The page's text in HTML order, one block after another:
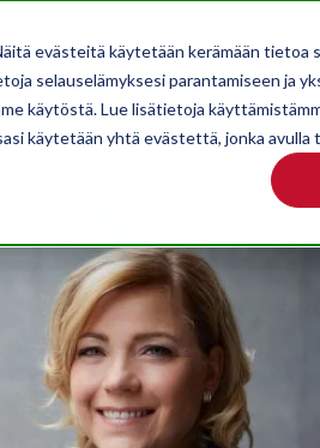
evästeitä käytetään kerämään tietoa
selauselämyksesi parantamiseen ja
käytöstä. Lue lisätietoja
käytetään yhtä evästettä, jonka avulla
OPPILAITOKSILLE